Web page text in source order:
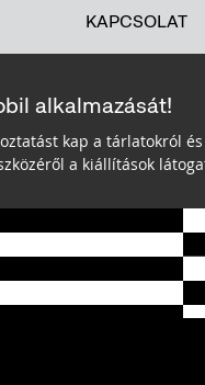
KAPCSOLAT
alkalmazását!
kap a tárlatokról
a kiállítások